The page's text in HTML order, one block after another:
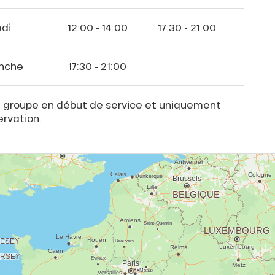
12:00 - 14:00 17:30 - 21:00
17:30 - 21:00
groupe en début de service et uniquement